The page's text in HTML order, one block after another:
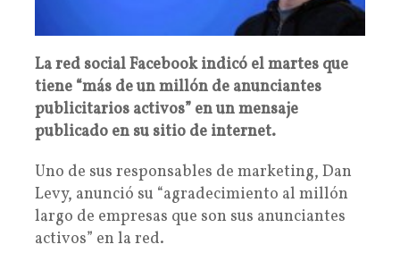
La red social Facebook indicó el martes que
tiene “más de un millón de anunciantes
publicitarios activos” en un mensaje
publicado en su sitio de internet.
Uno de sus responsables de marketing, Dan
Levy, anunció su “agradecimiento al millón
largo de empresas que son sus anunciantes
activos” en la red.